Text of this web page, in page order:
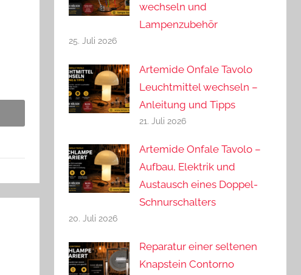
wechseln und
Lampenzubehör
25. Juli 2026
Artemide Onfale Tavolo
Leuchtmittel wechseln –
Anleitung und Tipps
21. Juli 2026
Artemide Onfale Tavolo –
Aufbau, Elektrik und
Austausch eines Doppel-
Schnurschalters
20. Juli 2026
Reparatur einer seltenen
Knapstein Contorno